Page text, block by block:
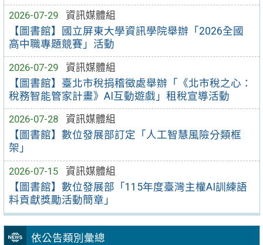
2026-07-29
資訊媒體組
【圖書館】國立屏東大學資訊學院舉辦「2026全國
高中職專題競賽」活動
2026-07-29
資訊媒體組
【圖書館】臺北市稅捐稽徵處舉辦「《北市稅之心：
稅務智能管家計畫》AI互動遊戲」租稅宣導活動
2026-07-28
資訊媒體組
【圖書館】數位發展部訂定「人工智慧風險分類框
架」
2026-07-15
資訊媒體組
【圖書館】數位發展部「115年度臺灣主權AI訓練語
料貢獻獎勵活動簡章」
依公告類別彙總